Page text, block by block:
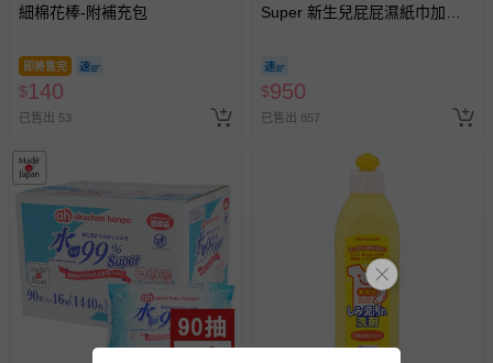
細棉花棒-附補充包
即將售完
$140
已售出 53
Super 新生兒屁屁濕紙巾加厚
$950
已售出 857